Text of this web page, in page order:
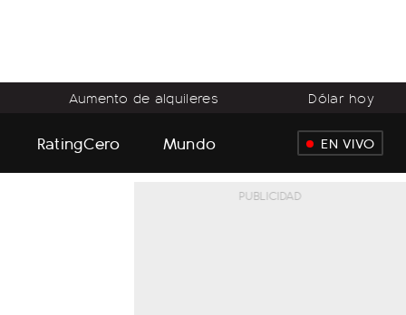
Aumento de alquileres Dólar hoy
RatingCero Mundo EN VIVO